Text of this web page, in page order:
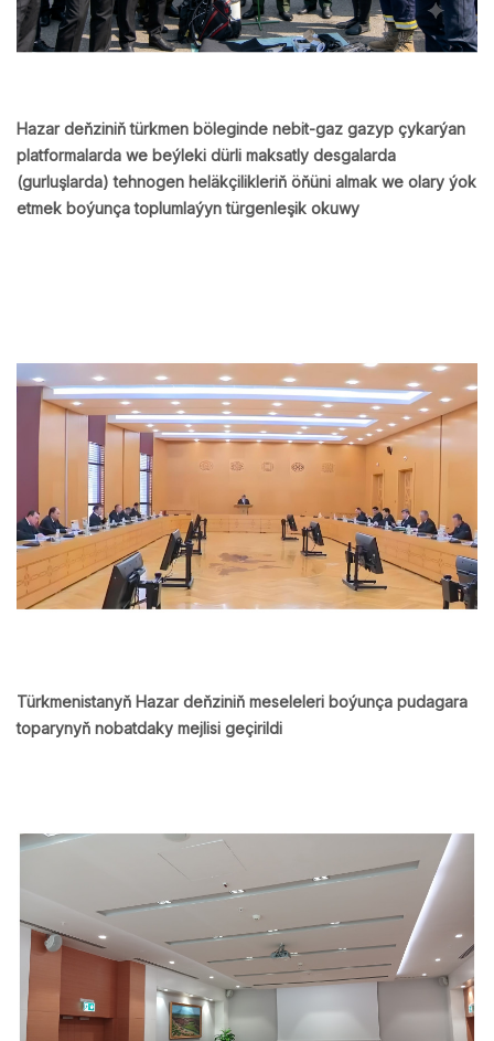
Hazar deňziniň türkmen böleginde nebit-gaz gazyp çykarýan
platformalarda we beýleki dürli maksatly desgalarda
(gurluşlarda) tehnogen heläkçilikleriň öňüni almak we olary ýok
etmek boýunça toplumlaýyn türgenleşik okuwy
Türkmenistanyň Hazar deňziniň meseleleri boýunça pudagara
toparynyň nobatdaky mejlisi geçirildi